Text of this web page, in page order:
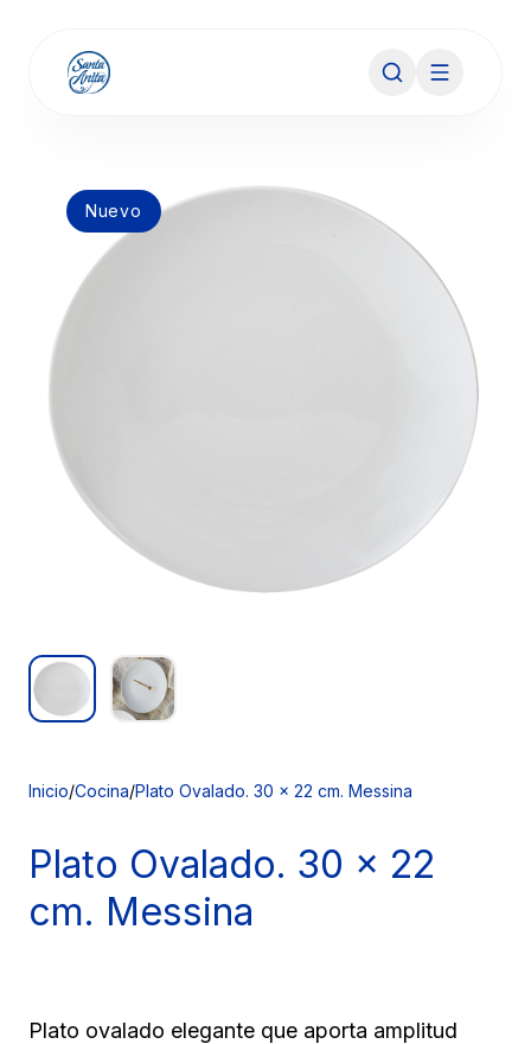
Nuevo
Inicio/Cocina/Plato Ovalado. 30 x 22 cm. Messina
Plato Ovalado. 30 x 22
cm. Messina
Plato ovalado elegante que aporta amplitud